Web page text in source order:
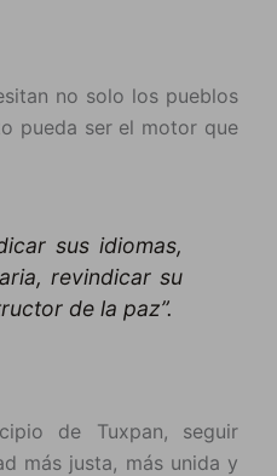
no solo los pueblos
pueda ser el motor que
sus idiomas,
revindicar su
de la paz”.
de Tuxpan, seguir
más justa, más unida y